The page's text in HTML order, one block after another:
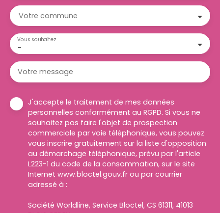
Votre commune
-
Vous souhaitez
Votre message
J'accepte le traitement de mes données
personnelles conformément au RGPD. Si vous ne
souhaitez pas faire l'objet de prospection
commerciale par voie téléphonique, vous pouvez
vous inscrire gratuitement sur la liste d'opposition
au démarchage téléphonique, prévu par l'article
L223-1 du code de la consommation, sur le site
Internet www.bloctel.gouv.fr ou par courrier
adressé à :
Société Worldline, Service Bloctel, CS 61311, 41013